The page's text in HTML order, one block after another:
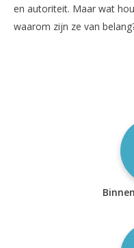
en autoriteit. Maar wat
waarom zijn ze van